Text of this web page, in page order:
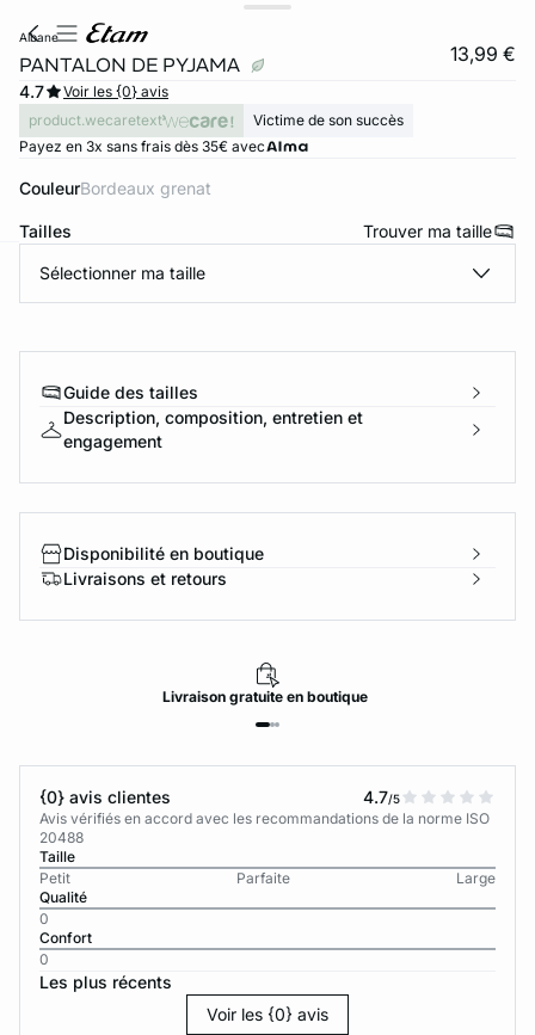
albane
PANTALON DE PYJAMA 13,99 €
4.7
Voir les {0} avis
product.wecaretext
Victime de son succès
Payez en 3x sans frais dès 35€ avec
Couleur bordeaux grenat
Tailles Trouver ma taille
Sélectionner ma taille
Guide des tailles
Description, composition, entretien et
engagement
Disponibilité en boutique
Livraisons et retours
Livraisongratuiteen boutique
{0} avis clientes 4.7/5
Avis vérifiés en accord avec les recommandations de la norme ISO
20488
Taille
Petit
Parfaite
Large
Qualité
0
Confort
0
Les plus récents
Voir les {0} avis